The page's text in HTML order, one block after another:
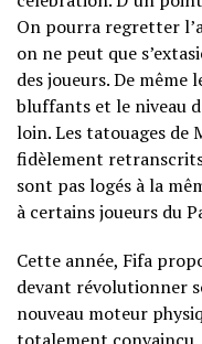
On pourra regretter
on ne peut que
des joueurs. De même
bluffants et le niveau
loin. Les tatouages de
fidèlement
sont pas logés à la
à certains joueurs du
Cette année, Fifa
devant révolutionner
nouveau moteur
totalement convaincu.